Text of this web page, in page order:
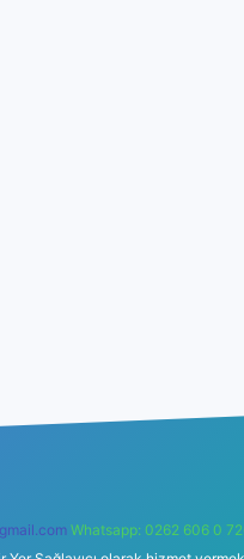
Whatsapp: 0262 606 0